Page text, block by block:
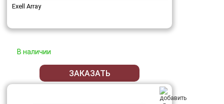
Exell Array
В наличии
ЗАКАЗАТЬ